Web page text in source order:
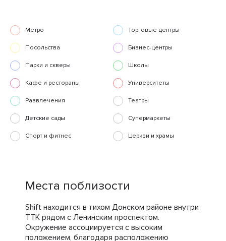
Метро Торговые центры
Посольства Бизнес-центры
Парки и скверы Школы
Кафе и рестораны Университеты
Развлечения Театры
Детские сады Супермаркеты
Спорт и фитнес Церкви и храмы
Места поблизости
Shift находится в тихом Донском районе внутри
ТТК рядом с Ленинским проспектом.
Окружение ассоциируется с высоким
положением, благодаря расположению